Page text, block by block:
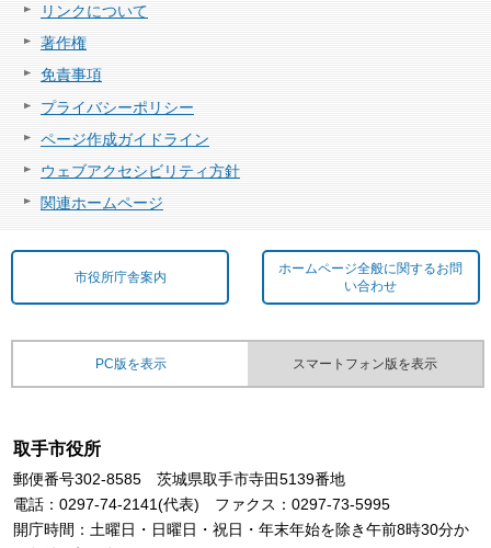
リンクについて
著作権
免責事項
プライバシーポリシー
ページ作成ガイドライン
ウェブアクセシビリティ方針
関連ホームページ
市役所庁舎案内
ホームページ全般に関するお問
い合わせ
PC版を表示 スマートフォン版を表示
取手市役所
郵便番号302-8585 茨城県取手市寺田5139番地
電話：0297-74-2141(代表) ファクス：0297-73-5995
開庁時間：土曜日・日曜日・祝日・年末年始を除き午前8時30分か